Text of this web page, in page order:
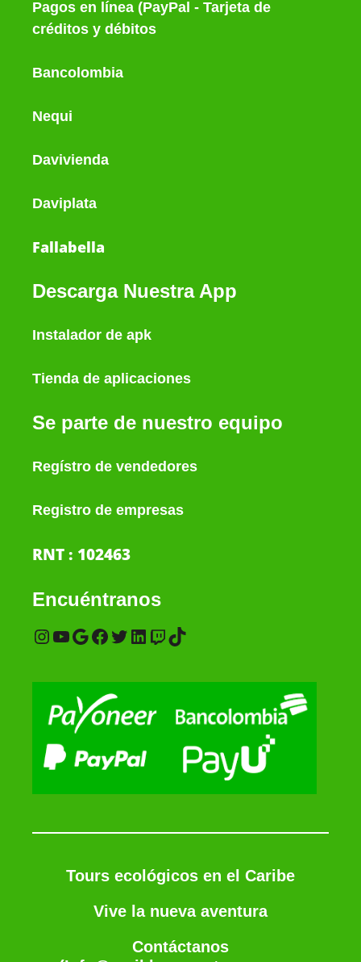
Pagos en línea (PayPal - Tarjeta de
créditos y débitos
Bancolombia
Nequi
Davivienda
Daviplata
Fallabella
Descarga Nuestra App
Instalador de apk
Tienda de aplicaciones
Se parte de nuestro equipo
Regístro de vendedores
Registro de empresas
RNT : 102463
Encuéntranos
Tours ecológicos en el Caribe
Vive la nueva aventura
Contáctanos